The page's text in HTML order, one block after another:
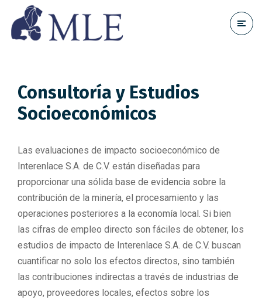
Consultoría y Estudios
Socioeconómicos
Las evaluaciones de impacto socioeconómico de
Interenlace S.A. de C.V. están diseñadas para
proporcionar una sólida base de evidencia sobre la
contribución de la minería, el procesamiento y las
operaciones posteriores a la economía local. Si bien
las cifras de empleo directo son fáciles de obtener, los
estudios de impacto de Interenlace S.A. de C.V. buscan
cuantificar no solo los efectos directos, sino también
las contribuciones indirectas a través de industrias de
apoyo, proveedores locales, efectos sobre los